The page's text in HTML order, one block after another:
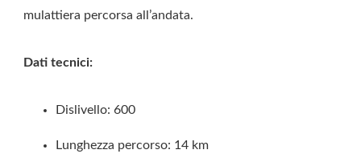
mulattiera percorsa all’andata.
Dati tecnici:
Dislivello: 600
Lunghezza percorso: 14 km